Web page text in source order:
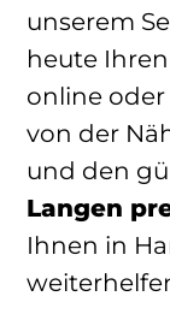
unserem
heute
online oder
von der
und den
Langen
Ihnen in